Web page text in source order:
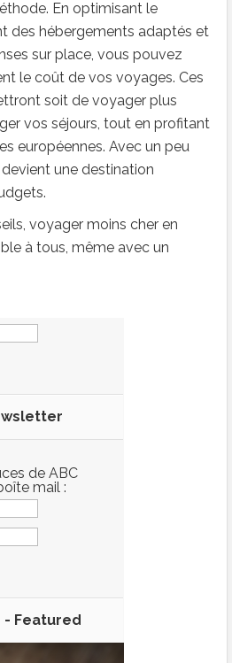
En optimisant le
des hébergements adaptés et
sur place, vous pouvez
le coût de vos voyages. Ces
soit de voyager plus
vos séjours, tout en profitant
européennes. Avec un peu
devient une destination
voyager moins cher en
à tous, même avec un
de ABC
mail :
- Featured